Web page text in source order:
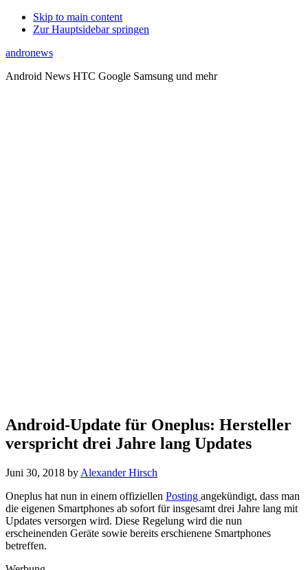
Skip to main content
Zur Hauptsidebar springen
andronews
Android News HTC Google Samsung und mehr
Android-Update für Oneplus: Hersteller
verspricht drei Jahre lang Updates
Juni 30, 2018 by Alexander Hirsch
Oneplus hat nun in einem offiziellen Posting angekündigt, dass man
die eigenen Smartphones ab sofort für insgesamt drei Jahre lang mit
Updates versorgen wird. Diese Regelung wird die nun
erscheinenden Geräte sowie bereits erschienene Smartphones
betreffen.